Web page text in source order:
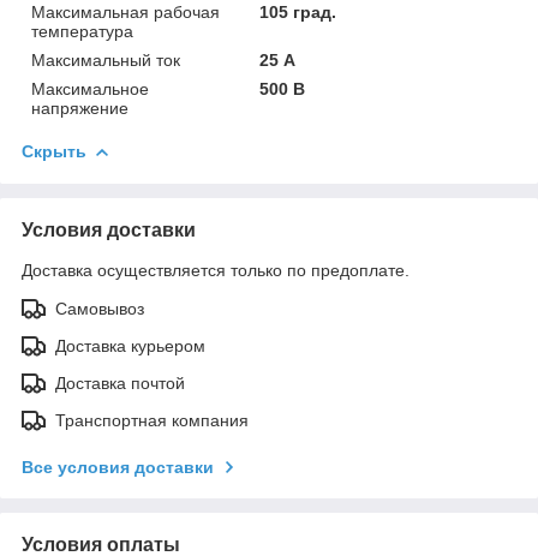
Максимальная рабочая
температура
105 град.
Максимальный ток
25 А
Максимальное
напряжение
500 В
Скрыть
Условия доставки
Доставка осуществляется только по предоплате.
Самовывоз
Доставка курьером
Доставка почтой
Транспортная компания
Все условия доставки
Условия оплаты